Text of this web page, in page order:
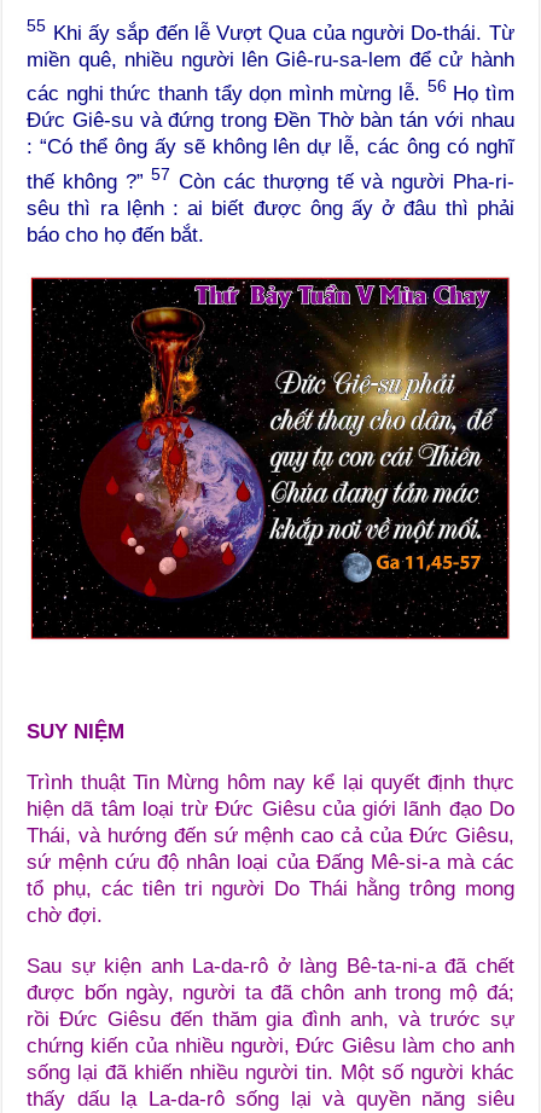
55 Khi ấy sắp đến lễ Vượt Qua của người Do-thái. Từ
miền quê, nhiều người lên Giê-ru-sa-lem để cử hành
các nghi thức thanh tẩy dọn mình mừng lễ. 56Họ tìm
Đức Giê-su và đứng trong Đền Thờ bàn tán với nhau
: “Có thể ông ấy sẽ không lên dự lễ, các ông có nghĩ
thế không ?”57 Còn các thượng tế và người Pha-ri-
sêu thì ra lệnh : ai biết được ông ấy ở đâu thì phải
báo cho họ đến bắt.
SUY NIỆM
Trình thuật Tin Mừng hôm nay kể lại quyết định thực
hiện dã tâm loại trừ Đức Giêsu của giới lãnh đạo Do
Thái, và hướng đến sứ mệnh cao cả của Đức Giêsu,
sứ mệnh cứu độ nhân loại của Đấng Mê-si-a mà các
tổ phụ, các tiên tri người Do Thái hằng trông mong
chờ đợi.
Sau sự kiện anh La-da-rô ở làng Bê-ta-ni-a đã chết
được bốn ngày, người ta đã chôn anh trong mộ đá;
rồi Đức Giêsu đến thăm gia đình anh, và trước sự
chứng kiến của nhiều người, Đức Giêsu làm cho anh
sống lại đã khiến nhiều người tin. Một số người khác
thấy dấu lạ La-da-rô sống lại và quyền năng siêu